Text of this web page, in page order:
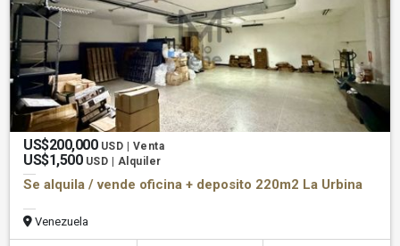
US$200,000 USD | Venta
US$1,500 USD | Alquiler
Se alquila / vende oficina + deposito 220m2 La Urbina
Venezuela